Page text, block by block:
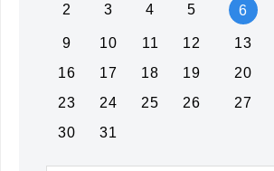
2 3 4 5 6
9 10 11 12 13
16
17 18 19 20
23
24 25 26 27
30
31